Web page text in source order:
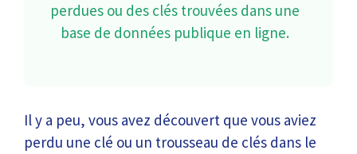
perdues ou des clés trouvées dans une
base de données publique en ligne.
Il y a peu, vous avez découvert que vous aviez
perdu une clé ou un trousseau de clés dans le